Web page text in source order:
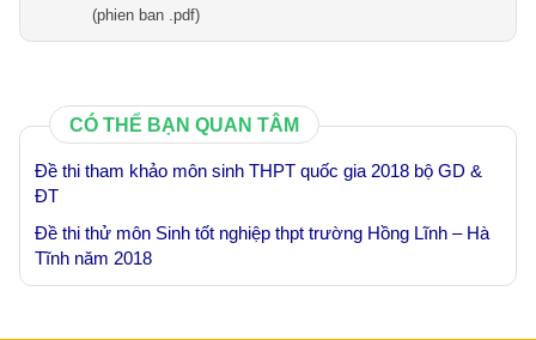
(phien ban .pdf)
CÓ THỂ BẠN QUAN TÂM
Đề thi tham khảo môn sinh THPT quốc gia 2018 bộ GD &
ĐT
Đề thi thử môn Sinh tốt nghiệp thpt trường Hồng Lĩnh – Hà
Tĩnh năm 2018